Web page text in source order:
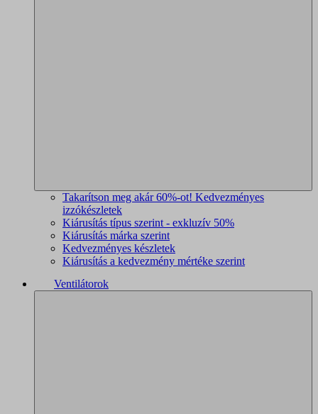
Takarítson meg akár 60%-ot! Kedvezményes
izzókészletek
Kiárusítás típus szerint - exkluzív 50%
Kiárusítás márka szerint
Kedvezményes készletek
Kiárusítás a kedvezmény mértéke szerint
Ventilátorok